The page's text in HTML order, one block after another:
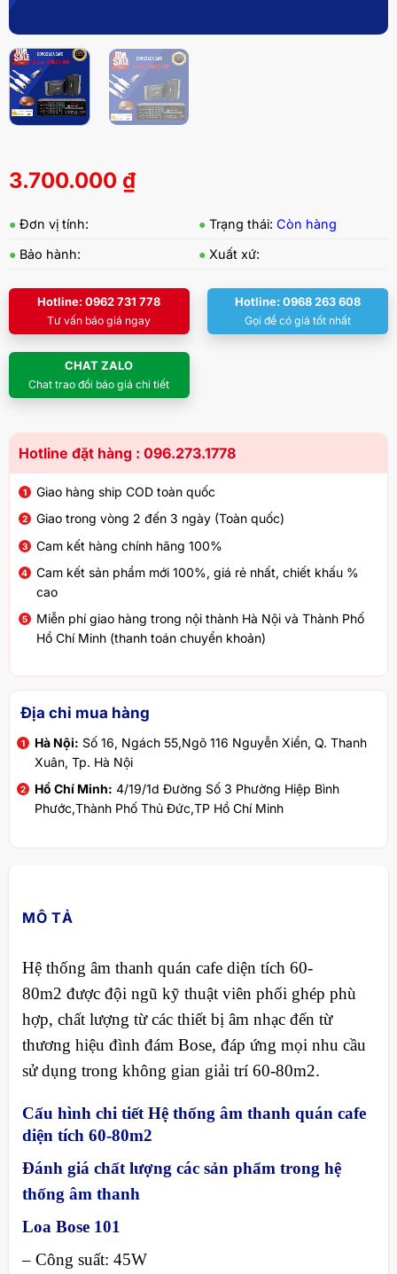
3.700.000 ₫
● Đơn vị tính: ● Trạng thái: Còn hàng
● Bảo hành: ● Xuất xứ:
Hotline: 0962 731 778
Tư vấn báo giá ngay
Hotline: 0968 263 608
Gọi để có giá tốt nhất
CHAT ZALO
Chat trao đổi báo giá chi tiết
Hotline đặt hàng : 096.273.1778
Giao hàng ship COD toàn quốc
Giao trong vòng 2 đến 3 ngày (Toàn quốc)
Cam kết hàng chính hãng 100%
Cam kết sản phẩm mới 100%, giá rẻ nhất, chiết khấu %
cao
Miễn phí giao hàng trong nội thành Hà Nội và Thành Phố
Hồ Chí Minh (thanh toán chuyển khoản)
Địa chỉ mua hàng
Hà Nội: Số 16, Ngách 55,Ngõ 116 Nguyễn Xiển, Q. Thanh
Xuân, Tp. Hà Nội
Hồ Chí Minh: 4/19/1d Đường Số 3 Phường Hiệp Bình
Phước,Thành Phố Thủ Đức,TP Hồ Chí Minh
MÔ TẢ
Hệ thống âm thanh quán cafe diện tích 60-
80m2 được đội ngũ kỹ thuật viên phối ghép phù
hợp, chất lượng từ các thiết bị âm nhạc đến từ
thương hiệu đình đám Bose, đáp ứng mọi nhu cầu
sử dụng trong không gian giải trí 60-80m2.
Cấu hình chi tiết Hệ thống âm thanh quán cafe
diện tích 60-80m2
Đánh giá chất lượng các sản phẩm trong hệ
thống âm thanh
Loa Bose 101
– Công suất: 45W